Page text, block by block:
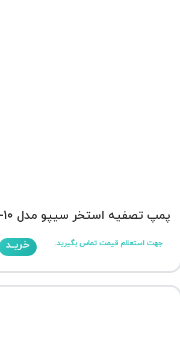
پمپ تصفیه استخر سیپو مدل CIPU-PROLINE-10
جهت استعلام قیمت تماس بگیرید. خریـد